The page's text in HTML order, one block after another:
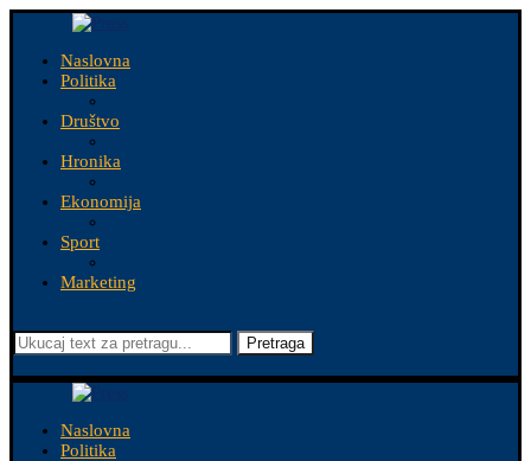
Naslovna
Politika
Društvo
Hronika
Ekonomija
Sport
Marketing
Pretraga
Naslovna
Politika